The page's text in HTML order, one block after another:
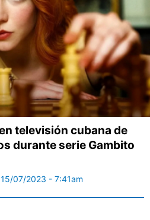
televisión cubana de
durante serie Gambito
15/07/2023 - 7:41am